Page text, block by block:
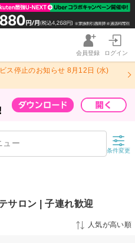
会員登録 ログイン
ス停止のお知らせ 8月12日 (水)
条件変更
サロン | 子連れ歓迎
人気が高い順